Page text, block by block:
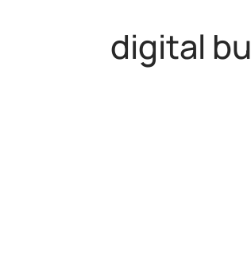
digital